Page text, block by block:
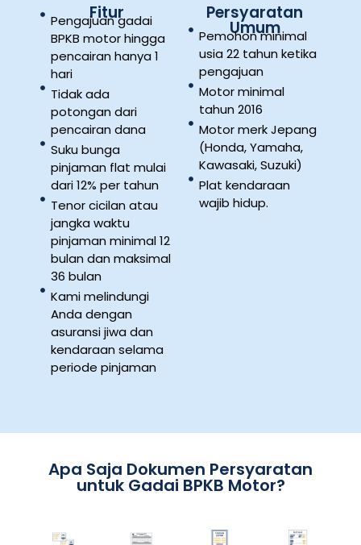
Fitur
Pengajuan gadai
BPKB motor hingga
pencairan hanya 1
hari
Tidak ada
potongan dari
pencairan dana
Suku bunga
pinjaman flat mulai
dari 12% per tahun
Tenor cicilan atau
jangka waktu
pinjaman minimal 12
bulan dan maksimal
36 bulan
Kami melindungi
Anda dengan
asuransi jiwa dan
kendaraan selama
periode pinjaman
Persyaratan
Umum
Pemohon minimal
usia 22 tahun ketika
pengajuan
Motor minimal
tahun 2016
Motor merk Jepang
(Honda, Yamaha,
Kawasaki, Suzuki)
Plat kendaraan
wajib hidup.
Apa Saja Dokumen Persyaratan
untuk Gadai BPKB Motor?